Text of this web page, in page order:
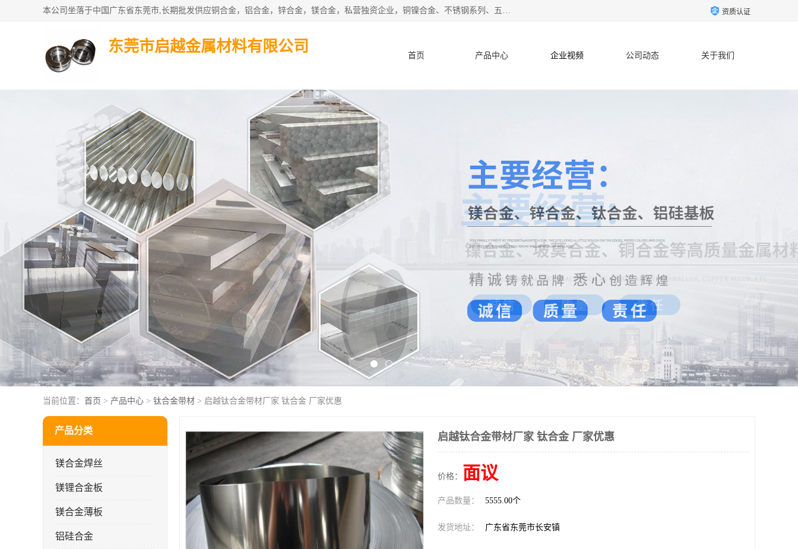
本公司坐落于中国广东省东莞市,长期批发供应铜合金，铝合金，锌合金，镁合金，私营独资企业，铜镍合金、不锈钢系列、五金冲压材料、进口金属材料、钨钢、高速钢、白钢刀、铝系列材料、铝镁合金、锰钢片等，启越是一家经国家相关部门批准注册的企业。公司以雄厚的实力、合理的厂家、优良的服务与多家企业建立了长期的合作关系。欢迎前来参观、考察、洽谈业务。 金属材料...,欢迎惠顾！ 资质认证
东莞市启越金属材料有限公司
首页 产品中心 企业视频 公司动态 关于我们
当前位置： 首页 > 产品中心 > 钛合金带材 > 启越钛合金带材厂家 钛合金 厂家优惠
产品分类
镁合金焊丝
镁锂合金板
镁合金薄板
铝硅合金
启越钛合金带材厂家 钛合金 厂家优惠
价格： 面议
产品数量： 5555.00个
发货地址： 广东省东莞市长安镇